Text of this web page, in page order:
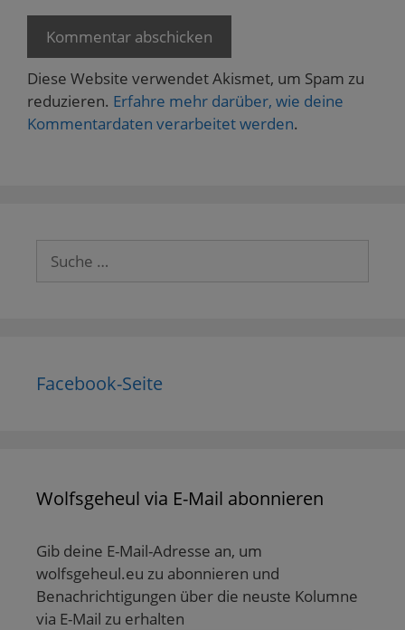
Diese Website verwendet Akismet, um Spam zu
reduzieren. Erfahre mehr darüber, wie deine
Kommentardaten verarbeitet werden.
nach:
Facebook-Seite
Wolfsgeheul via E-Mail abonnieren
Gib deine E-Mail-Adresse an, um
wolfsgeheul.eu zu abonnieren und
Benachrichtigungen über die neuste Kolumne
via E-Mail zu erhalten